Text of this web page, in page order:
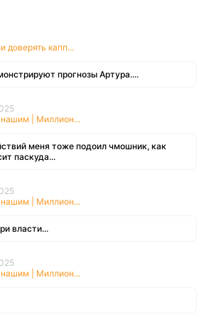
доверять капп...
прогнозы Артура....
| Миллион...
меня тоже подоил чмошник, как
паскуда...
| Миллион...
власти...
| Миллион...